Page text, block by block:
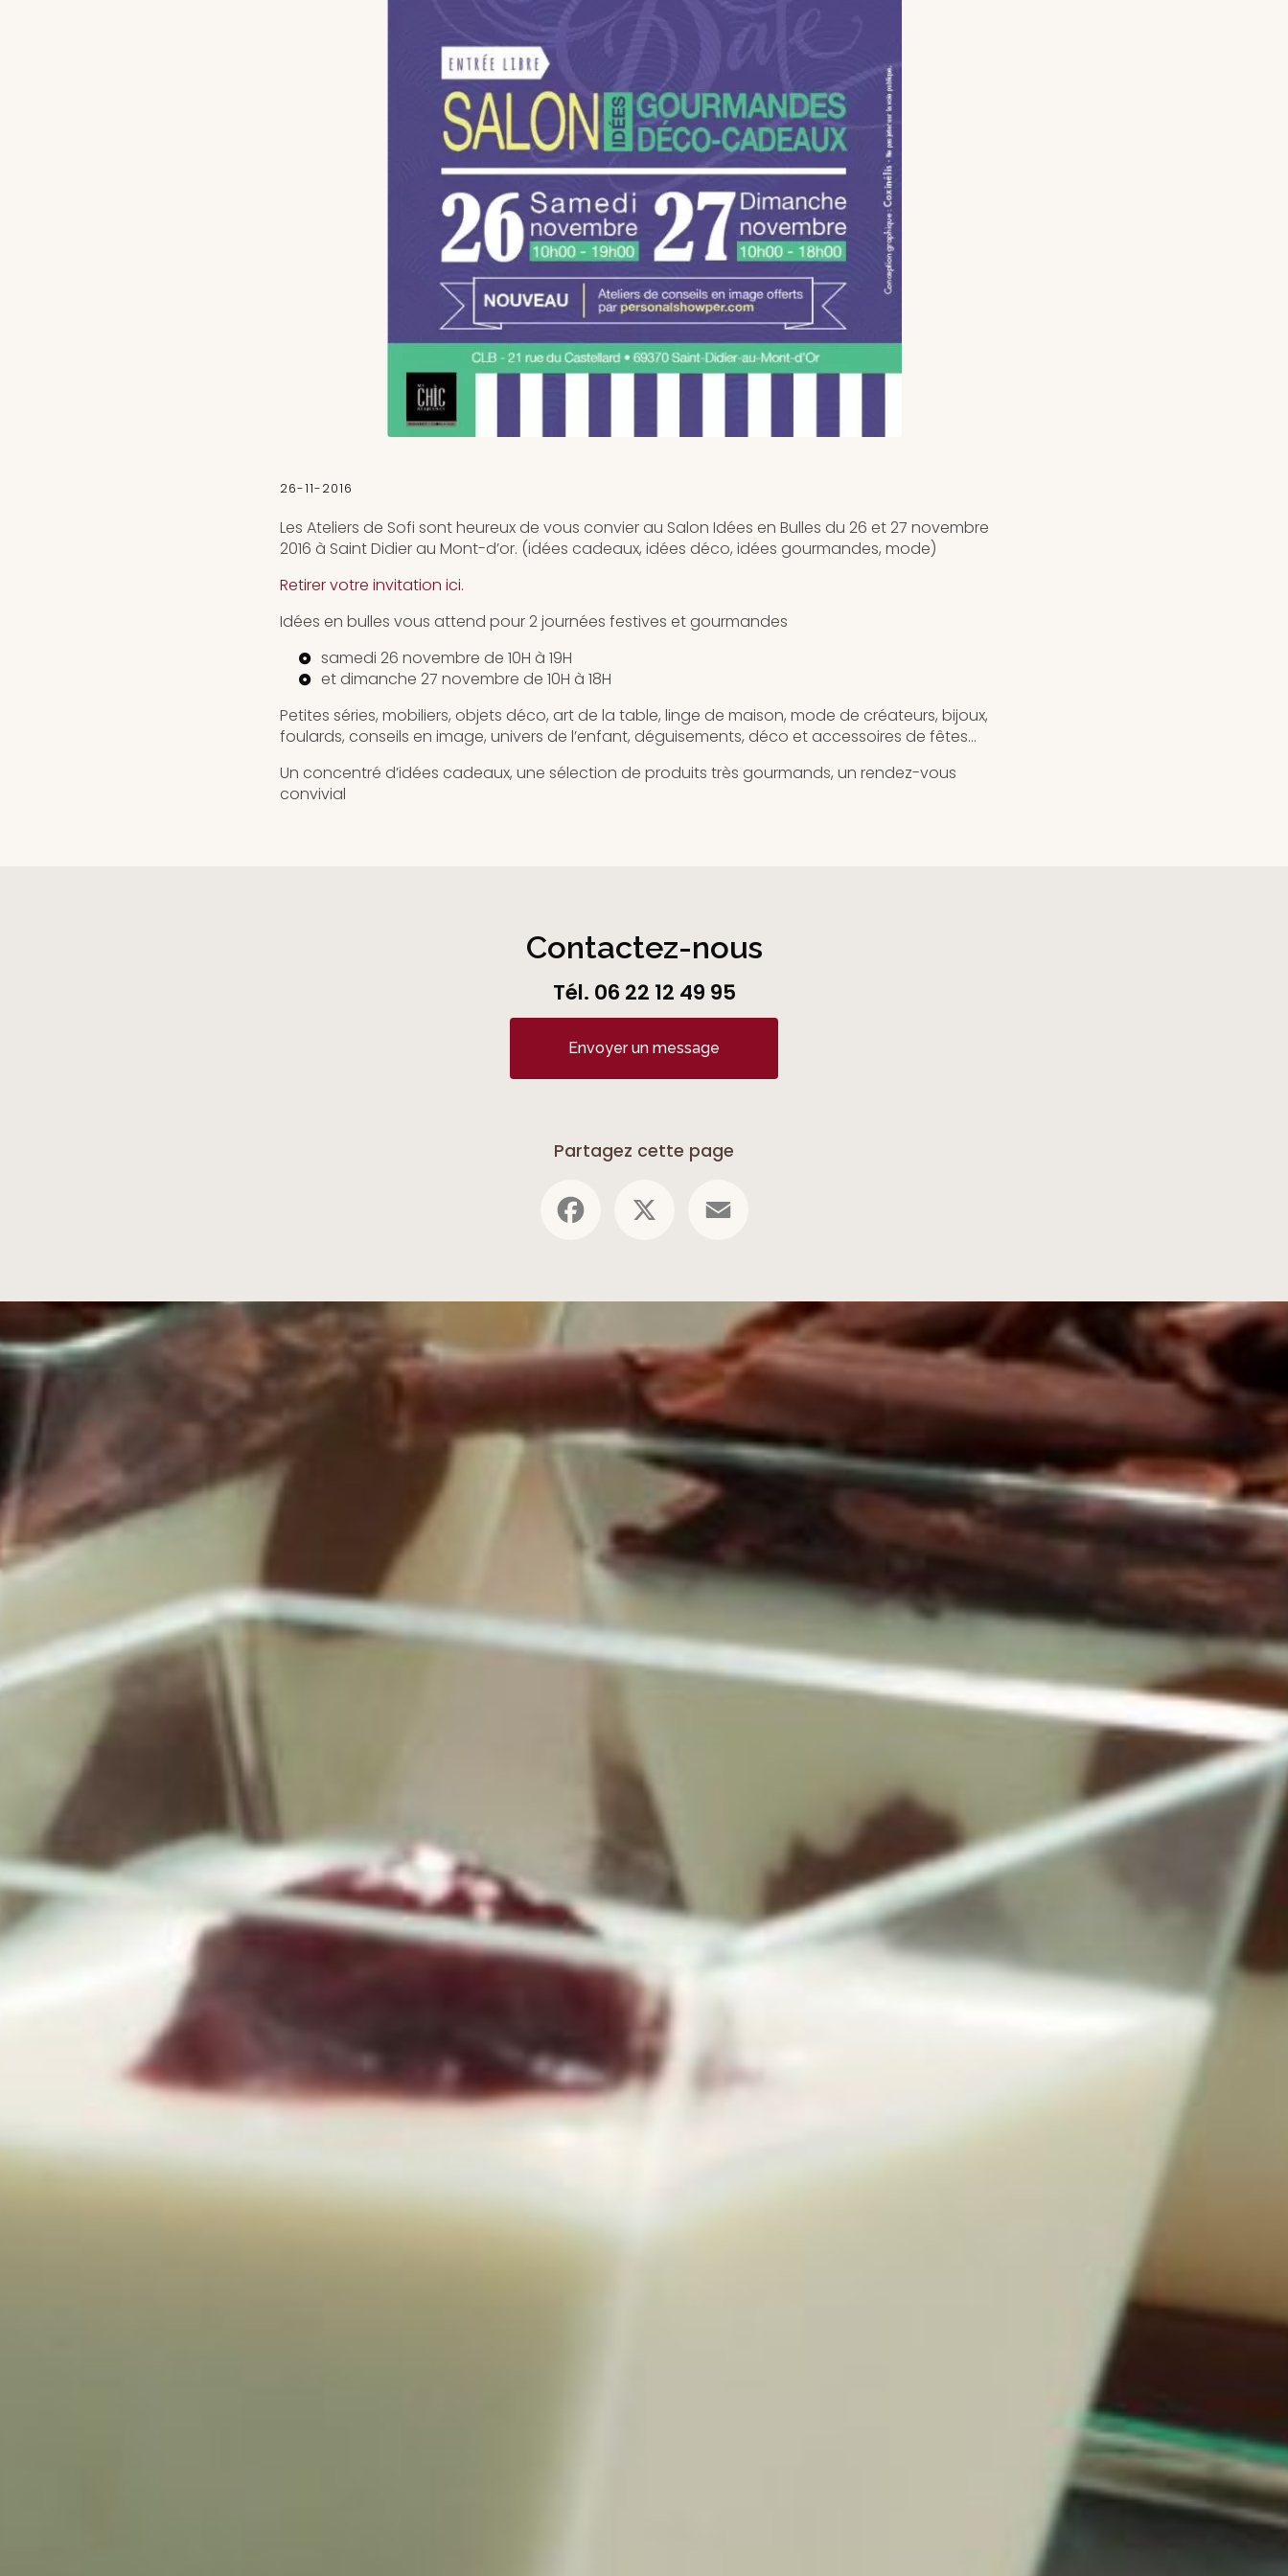
26-11-2016
Les Ateliers de Sofi sont heureux de vous convier au Salon Idées en Bulles du 26 et 27 novembre
2016 à Saint Didier au Mont-d’or. (idées cadeaux, idées déco, idées gourmandes, mode)
Retirer votre invitation ici.
Idées en bulles vous attend pour 2 journées festives et gourmandes
samedi 26 novembre de 10H à 19H
et dimanche 27 novembre de 10H à 18H
Petites séries, mobiliers, objets déco, art de la table, linge de maison, mode de créateurs, bijoux,
foulards, conseils en image, univers de l’enfant, déguisements, déco et accessoires de fêtes…
Un concentré d’idées cadeaux, une sélection de produits très gourmands, un rendez-vous
convivial
Contactez-nous
Tél. 06 22 12 49 95
Envoyer un message
Partagez cette page